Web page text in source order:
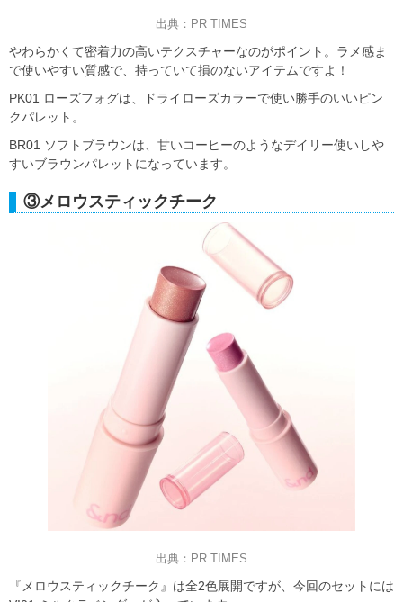
出典：PR TIMES
やわらかくて密着力の高いテクスチャーなのがポイント。ラメ感ま
で使いやすい質感で、持っていて損のないアイテムですよ！
PK01 ローズフォグは、ドライローズカラーで使い勝手のいいピン
クパレット。
BR01 ソフトブラウンは、甘いコーヒーのようなデイリー使いしや
すいブラウンパレットになっています。
③メロウスティックチーク
出典：PR TIMES
『メロウスティックチーク』は全2色展開ですが、今回のセットには